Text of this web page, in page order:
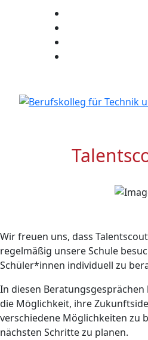
Wir freuen uns, dass
regelmäßig unsere Schule
Schüler*innen individuell zu
In diesen
die Möglichkeit, ihre
verschiedene Möglichkeiten zu
nächsten Schritte zu planen.